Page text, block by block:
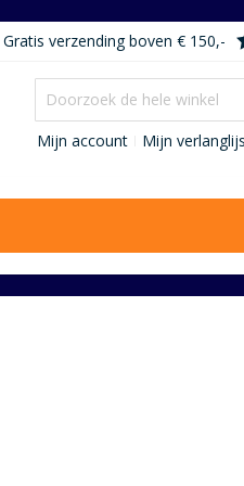
Gratis verzending boven € 150,-
Mijn account Mijn